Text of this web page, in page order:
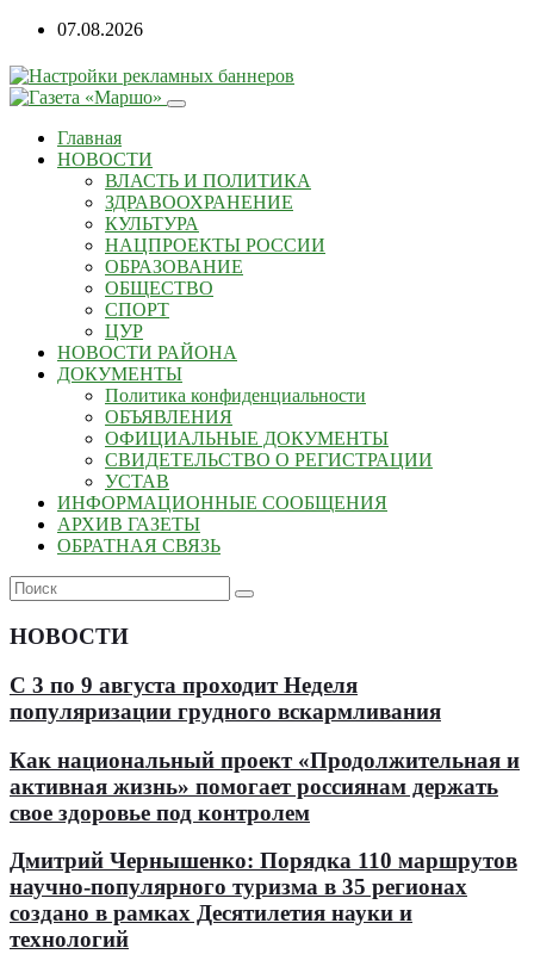
07.08.2026
Главная
НОВОСТИ
ВЛАСТЬ И ПОЛИТИКА
ЗДРАВООХРАНЕНИЕ
КУЛЬТУРА
НАЦПРОЕКТЫ РОССИИ
ОБРАЗОВАНИЕ
ОБЩЕСТВО
СПОРТ
ЦУР
НОВОСТИ РАЙОНА
ДОКУМЕНТЫ
Политика конфиденциальности
ОБЪЯВЛЕНИЯ
ОФИЦИАЛЬНЫЕ ДОКУМЕНТЫ
СВИДЕТЕЛЬСТВО О РЕГИСТРАЦИИ
УСТАВ
ИНФОРМАЦИОННЫЕ СООБЩЕНИЯ
АРХИВ ГАЗЕТЫ
ОБРАТНАЯ СВЯЗЬ
НОВОСТИ
С 3 по 9 августа проходит Неделя
популяризации грудного вскармливания
Как национальный проект «Продолжительная и
активная жизнь» помогает россиянам держать
свое здоровье под контролем
Дмитрий Чернышенко: Порядка 110 маршрутов
научно-популярного туризма в 35 регионах
создано в рамках Десятилетия науки и
технологий